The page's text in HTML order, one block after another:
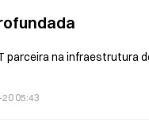
parceira na infraestrutura
05:43